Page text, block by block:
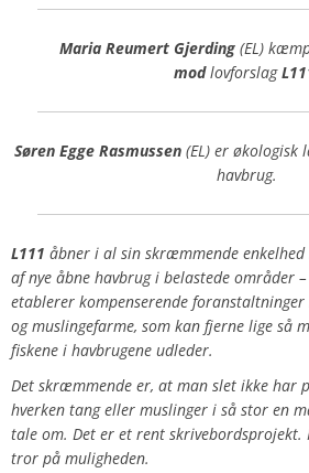
Maria Reumert Gjerding(EL)
modlovforslag
Søren Egge Rasmussen (EL) er økologisk
havbrug.
L111 åbner i al sin skræmmende
af nye åbne havbrug i belastede områder
etablerer kompenserende
og muslingefarme, som kan fjerne lige så
fiskene i havbrugene udleder.
Det skræmmende er, at man slet ikke har
hverken tang eller muslinger i så stor en
tale om. Det er et rent skrivebordsprojekt.
tror på muligheden.